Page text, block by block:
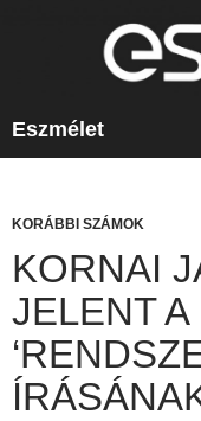
Eszmélet
KORÁBBI SZÁMOK
KORNAI
JELENT A